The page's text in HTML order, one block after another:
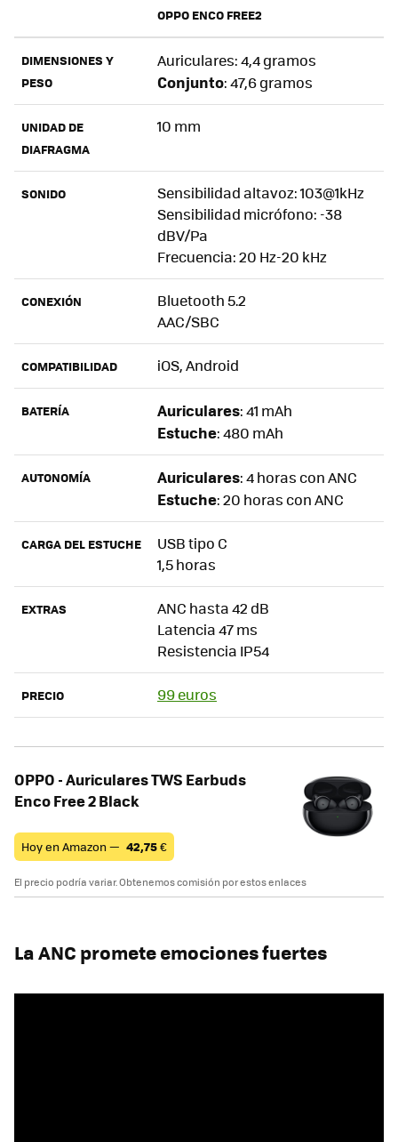
OPPO ENCO FREE2
DIMENSIONES Y
PESO
Auriculares: 4,4 gramos
Conjunto: 47,6 gramos
UNIDAD DE
DIAFRAGMA
10 mm
SONIDO
Sensibilidad altavoz: 103@1kHz
Sensibilidad micrófono: -38
dBV/Pa
Frecuencia: 20 Hz-20 kHz
CONEXIÓN
Bluetooth 5.2
AAC/SBC
COMPATIBILIDAD iOS, Android
BATERÍA Auriculares: 41 mAh
Estuche: 480 mAh
AUTONOMÍA Auriculares: 4 horas con ANC
Estuche: 20 horas con ANC
CARGA DEL ESTUCHE
USB tipo C
1,5 horas
EXTRAS
ANC hasta 42 dB
Latencia 47 ms
Resistencia IP54
PRECIO 99 euros
OPPO - Auriculares TWS Earbuds
Enco Free 2 Black
Hoy en Amazon — 42,75€
El precio podría variar. Obtenemos comisión por estos enlaces
La ANC promete emociones fuertes